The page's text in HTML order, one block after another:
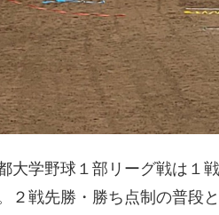
大学野球１部リーグ戦は１
２戦先勝・勝ち点制の普段